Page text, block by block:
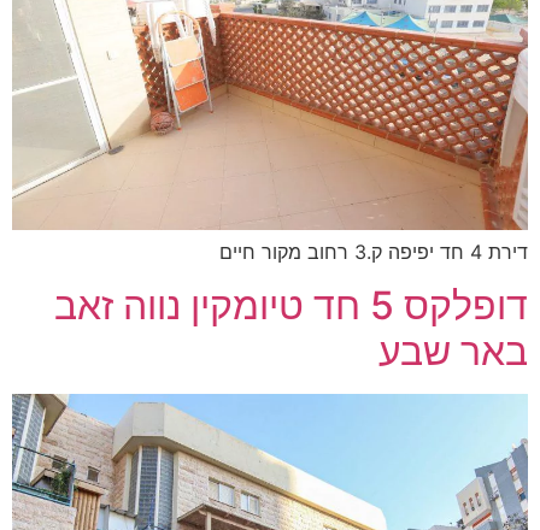
דירת 4 חד יפיפה ק.3 רחוב מקור חיים
דופלקס 5 חד טיומקין נווה זאב
באר שבע